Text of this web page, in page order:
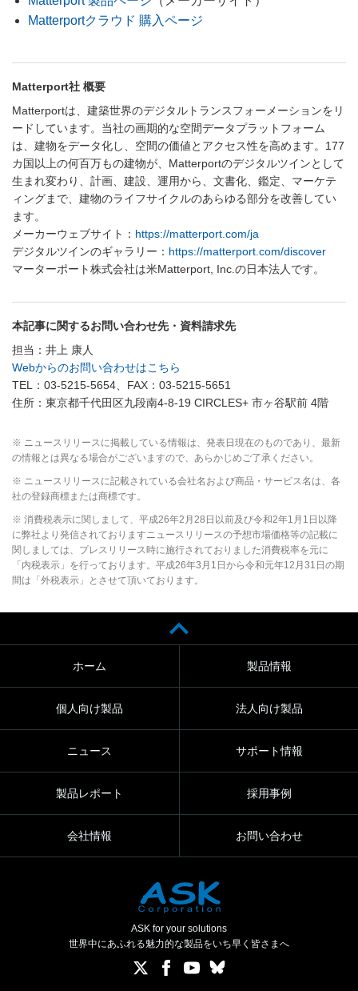
Matterportクラウド 購入ページ
Matterport社 概要
Matterportは、建築世界のデジタルトランスフォーメーションをリ
ードしています。当社の画期的な空間データプラットフォーム
は、建物をデータ化し、空間の価値とアクセス性を高めます。177
カ国以上の何百万もの建物が、Matterportのデジタルツインとして
生まれ変わり、計画、建設、運用から、文書化、鑑定、マーケテ
ィングまで、建物のライフサイクルのあらゆる部分を改善してい
ます。
メーカーウェブサイト： https://matterport.com/ja
デジタルツインのギャラリー： https://matterport.com/discover
マーターポート株式会社は米Matterport, Inc.の日本法人です。
本記事に関するお問い合わせ先・資料請求先
担当：井上 康人
Webからのお問い合わせはこちら
TEL：03-5215-5654、FAX：03-5215-5651
住所：東京都千代田区九段南4-8-19 CIRCLES+ 市ヶ谷駅前 4階
※ ニュースリリースに掲載している情報は、発表日現在のものであり、最新
の情報とは異なる場合がございますので、あらかじめご了承ください。
※ ニュースリリースに記載されている会社名および商品・サービス名は、各
社の登録商標または商標です。
※ 消費税表示に関しまして、平成26年2月28日以前及び令和2年1月1日以降
に弊社より発信されておりますニュースリリースの予想市場価格等の記載に
関しましては、プレスリリース時に施行されておりました消費税率を元に
「内税表示」を行っております。平成26年3月1日から令和元年12月31日の期
間は「外税表示」とさせて頂いております。
ホーム 製品情報
個人向け製品 法人向け製品
ニュース サポート情報
製品レポート 採用事例
会社情報 お問い合わせ
ASK for your solutions
世界中にあふれる魅力的な製品をいち早く皆さまへ